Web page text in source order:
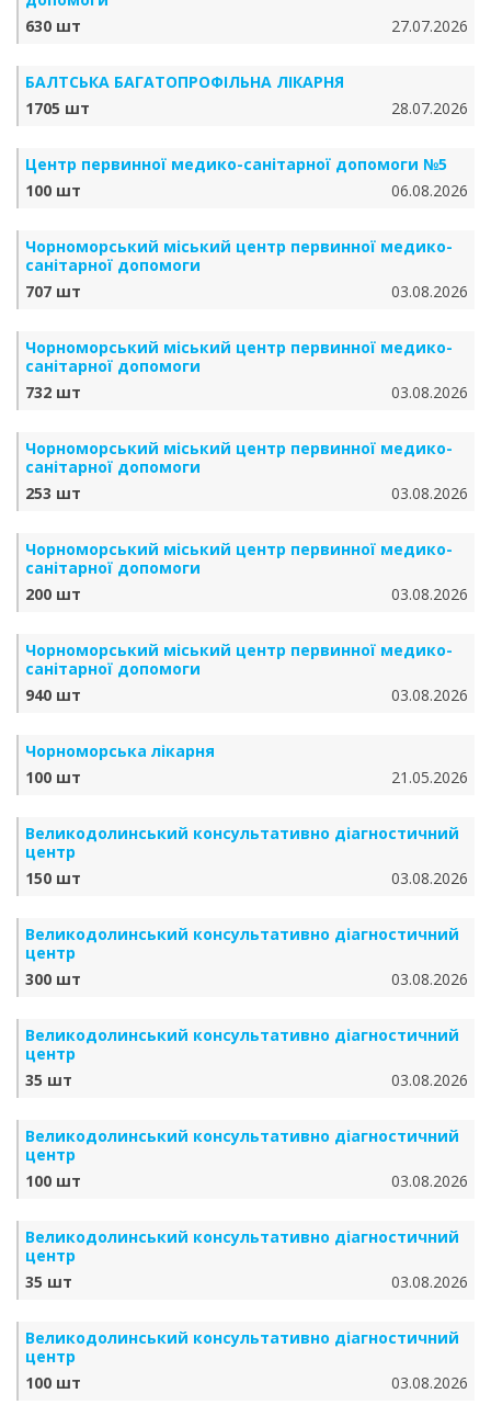
630 шт
27.07.2026
БАЛТСЬКА БАГАТОПРОФІЛЬНА ЛІКАРНЯ
1705 шт
28.07.2026
Центр первинної медико-санітарної допомоги №5
100 шт
06.08.2026
Чорноморський міський центр первинної медико-
санітарної допомоги
707 шт
03.08.2026
Чорноморський міський центр первинної медико-
санітарної допомоги
732 шт
03.08.2026
Чорноморський міський центр первинної медико-
санітарної допомоги
253 шт
03.08.2026
Чорноморський міський центр первинної медико-
санітарної допомоги
200 шт
03.08.2026
Чорноморський міський центр первинної медико-
санітарної допомоги
940 шт
03.08.2026
Чорноморська лікарня
100 шт
21.05.2026
Великодолинський консультативно діагностичний
центр
150 шт
03.08.2026
Великодолинський консультативно діагностичний
центр
300 шт
03.08.2026
Великодолинський консультативно діагностичний
центр
35 шт
03.08.2026
Великодолинський консультативно діагностичний
центр
100 шт
03.08.2026
Великодолинський консультативно діагностичний
центр
35 шт
03.08.2026
Великодолинський консультативно діагностичний
центр
100 шт
03.08.2026